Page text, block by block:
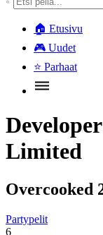
🏠 Etusivu
🎮 Uudet
⭐ Parhaat
Limited
Overcooked
Partypelit
6